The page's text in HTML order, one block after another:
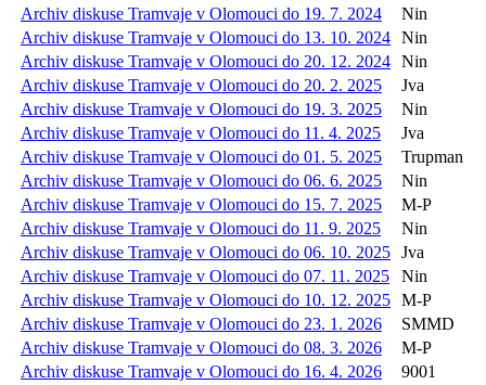
Archiv diskuse Tramvaje v Olomouci do 19. 7. 2024
Nin
Archiv diskuse Tramvaje v Olomouci do 13. 10. 2024 Nin
Archiv diskuse Tramvaje v Olomouci do 20. 12. 2024 Nin
Archiv diskuse Tramvaje v Olomouci do 20. 2. 2025
Jva
Archiv diskuse Tramvaje v Olomouci do 19. 3. 2025
Nin
Archiv diskuse Tramvaje v Olomouci do 11. 4. 2025
Jva
Archiv diskuse Tramvaje v Olomouci do 01. 5. 2025
Trupman
Archiv diskuse Tramvaje v Olomouci do 06. 6. 2025
Nin
Archiv diskuse Tramvaje v Olomouci do 15. 7. 2025
M-P
Archiv diskuse Tramvaje v Olomouci do 11. 9. 2025
Nin
Archiv diskuse Tramvaje v Olomouci do 06. 10. 2025 Jva
Archiv diskuse Tramvaje v Olomouci do 07. 11. 2025
Nin
Archiv diskuse Tramvaje v Olomouci do 10. 12. 2025 M-P
Archiv diskuse Tramvaje v Olomouci do 23. 1. 2026
SMMD
Archiv diskuse Tramvaje v Olomouci do 08. 3. 2026
M-P
Archiv diskuse Tramvaje v Olomouci do 16. 4. 2026
9001